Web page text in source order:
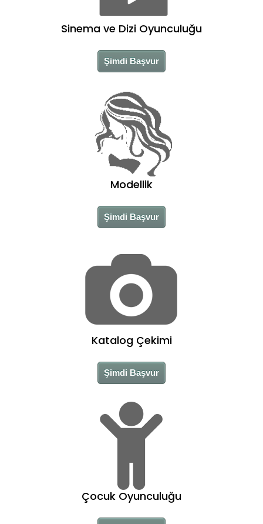
Sinema ve Dizi Oyunculuğu
Şimdi Başvur
Modellik
Şimdi Başvur
Katalog Çekimi
Şimdi Başvur
Çocuk Oyunculuğu